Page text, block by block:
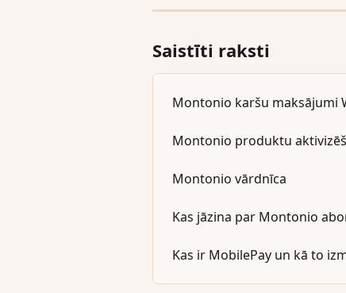
Saistīti raksti
Montonio karšu maksājumi
Montonio produktu
Montonio vārdnīca
Kas jāzina par Montonio
Kas ir MobilePay un kā to